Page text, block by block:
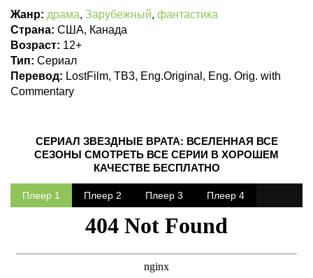
Жанр: драма, Зарубежный, фантастика
Страна: США, Канада
Возраст: 12+
Тип: Сериал
Перевод: LostFilm, ТВ3, Eng.Original, Eng. Orig. with
Commentary
СЕРИАЛ ЗВЕЗДНЫЕ ВРАТА: ВСЕЛЕННАЯ ВСЕ
СЕЗОНЫ СМОТРЕТЬ ВСЕ СЕРИИ В ХОРОШЕМ
КАЧЕСТВЕ БЕСПЛАТНО
Плеер 1 Плеер 2 Плеер 3 Плеер 4